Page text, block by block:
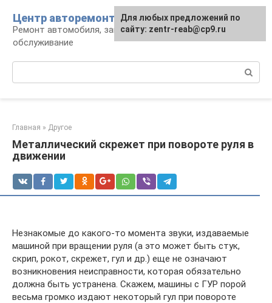
контенту
Центр авторемонта
Ремонт автомобиля, запчасти и
обслуживание
Главная » Другое
Металлический скрежет при повороте руля в
движении
Незнакомые до какого-то момента звуки, издаваемые
машиной при вращении руля (а это может быть стук,
скрип, рокот, скрежет, гул и др.) еще не означают
возникновения неисправности, которая обязательно
должна быть устранена. Скажем, машины с ГУР порой
весьма громко издают некоторый гул при повороте
Для любых предложений по
сайту: zentr-reab@cp9.ru